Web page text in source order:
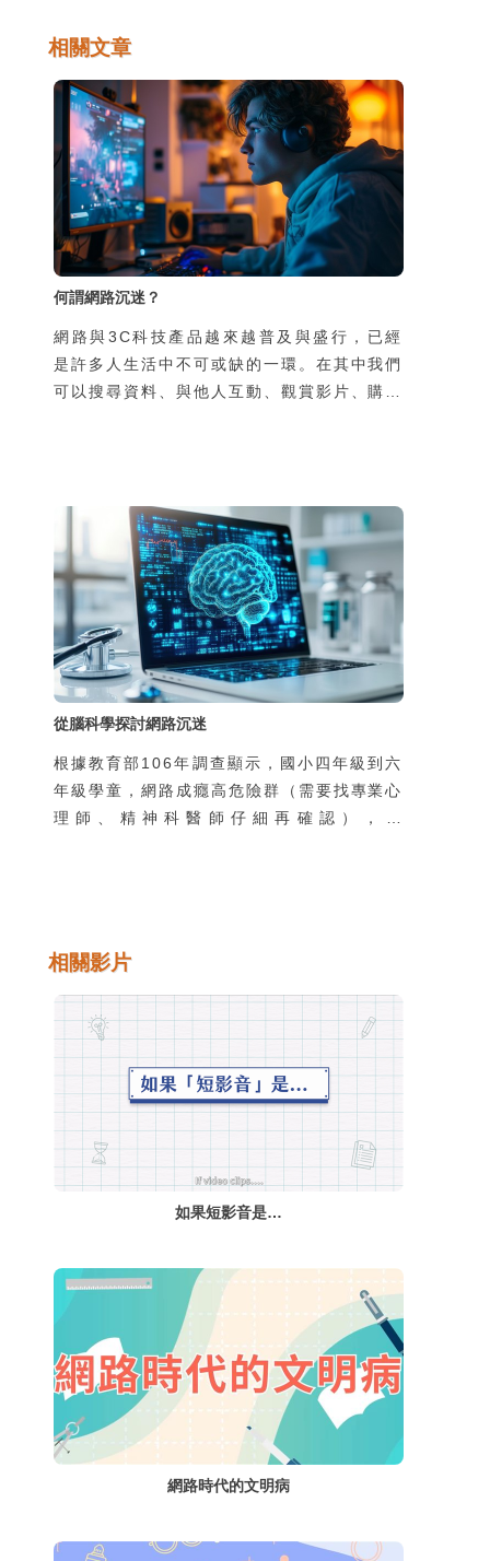
相關文章
何謂網路沉迷？
網路與3C科技產品越來越普及與盛行，已經
是許多人生活中不可或缺的一環。在其中我們
可以搜尋資料、與他人互動、觀賞影片、購物
從腦科學探討網路沉迷
根據教育部106年調查顯示，國小四年級到六
年級學童，網路成癮高危險群（需要找專業心
理師、精神科醫師仔細再確認），佔
群，也就是說每5個國高中小學生，就有1個
中呢？高雄小港醫院精神科柯志鴻醫生，從人
腦的結構與反應解釋網路成癮發生的原因。
相關影片
如果短影音是…
網路時代的文明病